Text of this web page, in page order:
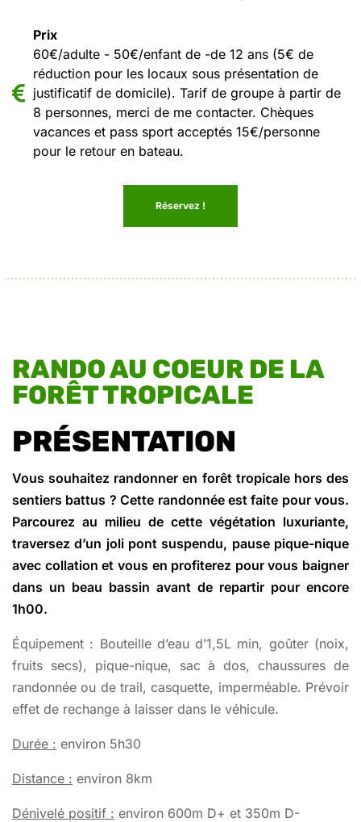
Prix
60€/adulte - 50€/enfant de -de 12 ans (5€ de
réduction pour les locaux sous présentation de
justificatif de domicile). Tarif de groupe à partir de
8 personnes, merci de me contacter. Chèques
vacances et pass sport acceptés 15€/personne
pour le retour en bateau.
Réservez !
RANDO AU COEUR DE LA
FORÊT TROPICALE
PRÉSENTATION
Vous souhaitez randonner en forêt tropicale hors des
sentiers battus ? Cette randonnée est faite pour vous.
Parcourez au milieu de cette végétation luxuriante,
traversez d’un joli pont suspendu, pause pique-nique
avec collation et vous en profiterez pour vous baigner
dans un beau bassin avant de repartir pour encore
1h00.
Équipement : Bouteille d’eau d’1,5L min, goûter (noix,
fruits secs), pique-nique, sac à dos, chaussures de
randonnée ou de trail, casquette, imperméable. Prévoir
effet de rechange à laisser dans le véhicule.
Durée : environ 5h30
Distance : environ 8km
Dénivelé positif : environ 600m D+ et 350m D-